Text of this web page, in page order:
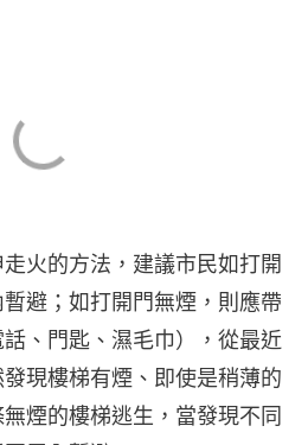
火的方法，建議市民如打開
避；如打開門無煙，則應帶
、門匙、濕毛巾），從最近
現樓梯有煙、即使是稍薄的
煙的樓梯逃生，當發現不同